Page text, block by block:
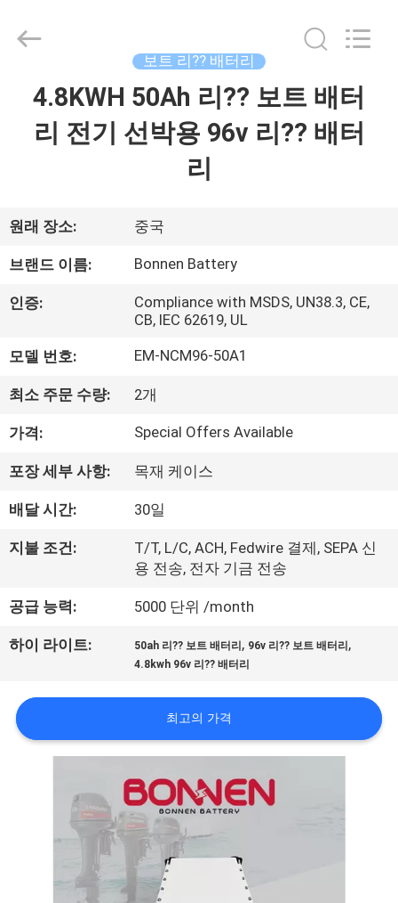
소
개
사
소
개
공
장
어
질
관
Hunan
Bonnen
Reserved.
보트 리?? 배터리
4.8KWH 50Ah 리?? 보트 배터
리 전기 선박용 96v 리?? 배터
리
원래 장소: 중국
브랜드 이름: Bonnen Battery
인증:
Compliance with MSDS, UN38.3, CE,
CB, IEC 62619, UL
모델 번호: EM-NCM96-50A1
최소 주문 수량: 2개
가격: Special Offers Available
포장 세부 사항: 목재 케이스
배달 시간: 30일
지불 조건:
T/T, L/C, ACH, Fedwire 결제, SEPA 신
용 전송, 전자 기금 전송
공급 능력: 5000 단위 /month
하이 라이트: 50ah 리?? 보트 배터리 , 96v 리?? 보트 배터리 ,
4.8kwh 96v 리?? 배터리
최고의 가격